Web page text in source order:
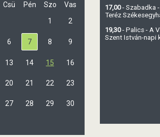
Csü Pén Szo
Vas
1
2
6 7 8 9
13 14 15 16
20 21 22 23
27 28 29 30
17,00- Szabadka
Teréz
19,30- Palics - A
Szent István-napi